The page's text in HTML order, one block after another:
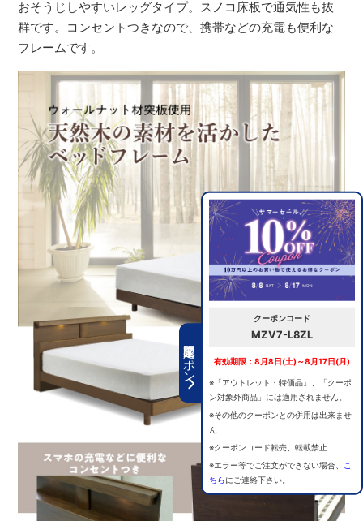
期間限定クーポン
クーポンコード
MZV7-L8ZL
有効期限：8月8日(土)～8月17日(月)
※「アウトレット・特価品」、「クーポ
ン対象外商品」には適用されません。
※その他のクーポンとの併用は出来ませ
ん
※クーポンコード転売、転載禁止
※エラー等でご注文ができない場合、
こ
ちらにご連絡下さい。
おそうじしやすいレッグタイプ。スノコ床板で通気性も抜
群です。コンセントつきなので、携帯などの充電も便利な
フレームです。